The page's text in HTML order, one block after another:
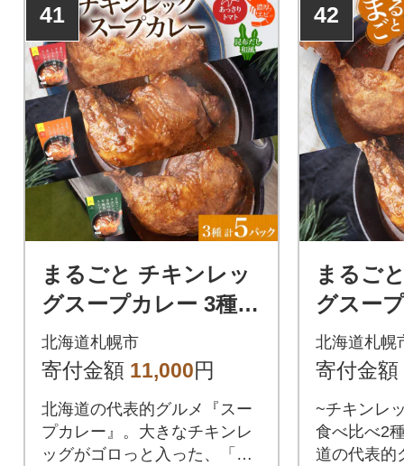
そんな想いから生まれた、ピ
ーアンドピーのスープカレー
の素。お好みの具材を炒めて
スープカレーの素と合わせる
だけの簡単調理で自宅で手軽
にスープカレーが作れちゃう♪
ーアンドピ
の素。お
スープカレ
だけの簡単
にスープカ
41
まるごと チキンレッ
グスープカレー 3種セ
ット 計5パック_hs29
9-030
北海道札幌市
寄付金額 11,000円
北海道の代表的グルメ『スー
プカレー』。大きなチキンレ
ッグがゴロっと入った、「ま
42
まるご
グスー
ットA
299-032
北海道札幌
寄付金額
~チキンレ
食べ比べ2
道の代表的